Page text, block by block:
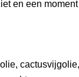
en een